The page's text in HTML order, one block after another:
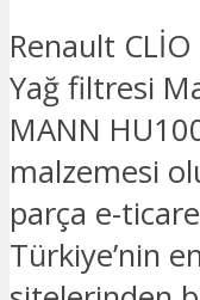
Renault
Yağ filtresi
MANN
malzemesi
parça e-
Türkiye’nin